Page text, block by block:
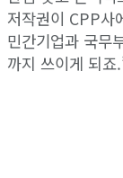
저작권이 CPP사
민간기업과 국무
까지 쓰이게 되죠